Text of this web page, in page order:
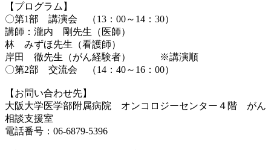
【プログラム】
〇第1部 講演会 （13：00～14：30）
講師：瀧内 剛先生（医師）
林 みずほ先生（看護師）
岸田 徹先生（がん経験者） ※講演順
〇第2部 交流会 （14：40～16：00）
【お問い合わせ先】
大阪大学医学部附属病院 オンコロジーセンター４階 がん
相談支援室
電話番号：06-6879-5396